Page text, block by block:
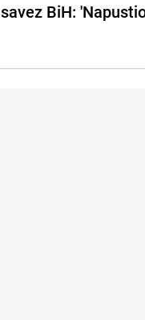
savez BiH: